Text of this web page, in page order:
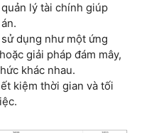
lý tài chính giúp
dụng như một ứng
giải pháp đám mây,
khác nhau.
kiệm thời gian và tối